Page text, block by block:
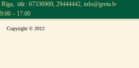
Rīga, tālr.: 67336969, 29444442, info@greta.lv
– 17:00
Copyright © 2012